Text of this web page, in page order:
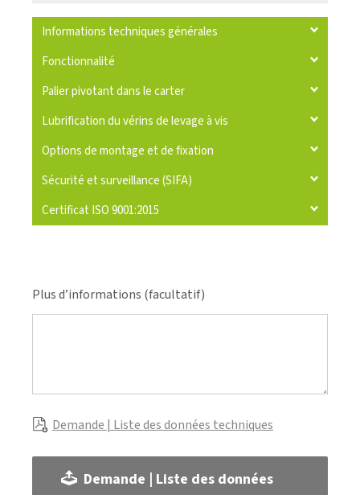
Informations techniques générales
Fonctionnalité
Palier pivotant dans le carter
Lubrification du vérins de levage à vis
Options de montage et de fixation
Sécurité et surveillance (SIFA)
Certificat ISO 9001:2015
Plus d’informations (facultatif)
Demande | Liste des données techniques
Demande | Liste des données